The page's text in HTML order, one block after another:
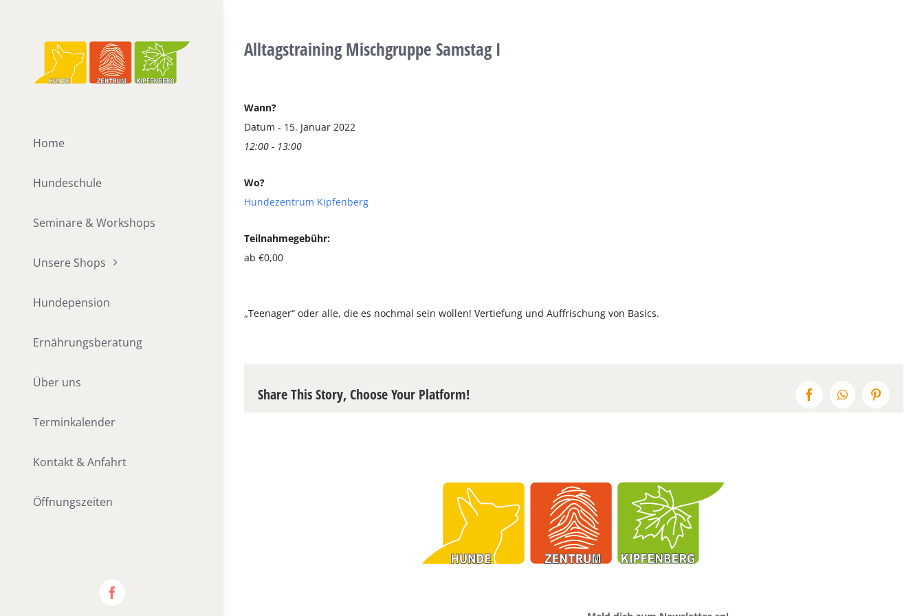
Home
Hundeschule
Seminare & Workshops
Unsere Shops
Hundepension
Ernährungsberatung
Über uns
Terminkalender
Kontakt & Anfahrt
Öffnungszeiten
Alltagstraining Mischgruppe Samstag I
Wann?
Datum - 15. Januar 2022
12:00 - 13:00
Wo?
Hundezentrum Kipfenberg
Teilnahmegebühr:
ab €0,00
„Teenager“ oder alle, die es nochmal sein wollen! Vertiefung und Auffrischung von Basics.
Share This Story, Choose Your Platform! FacebookWhatsAppPinterest